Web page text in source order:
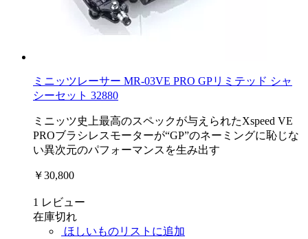
ミニッツレーサー MR-03VE PRO GPリミテッド シャ
シーセット 32880
ミニッツ史上最高のスペックが与えられたXspeed VE
PROブラシレスモーターが“GP”のネーミングに恥じな
い異次元のパフォーマンスを生み出す
￥30,800
1 レビュー
在庫切れ
ほしいものリストに追加